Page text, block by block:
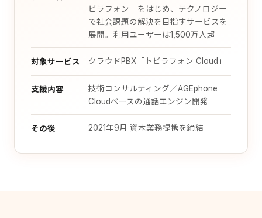
ビラフォン」をはじめ、テクノロジー
で社会課題の解決を目指すサービスを
展開。利用ユーザーは1,500万人超
対象サービス クラウドPBX「トビラフォン Cloud」
支援内容
技術コンサルティング／AGEphone
Cloudベースの通話エンジン開発
その後 2021年9月 資本業務提携を締結